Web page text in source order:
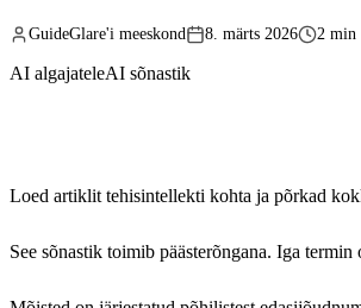
GuideGlare'i meeskond 8. märts 2026 2 min
AI algajateleAI sõnastik
Loed artiklit tehisintellekti kohta ja põrkad
See sõnastik toimib päästerõngana. Iga